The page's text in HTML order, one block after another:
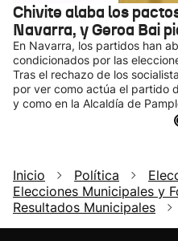
Chivite alaba los
Navarra, y Geroa Bai
En Navarra, los partidos han
condicionados por las
Tras el rechazo de los
por ver como actúa el partido
y como en la Alcaldía de
Inicio Política
Elecciones Municipales y
Resultados Municipales